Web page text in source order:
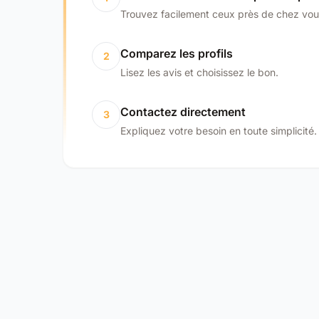
Trouvez facilement ceux près de chez
2 Comparez les profils
Lisez les avis et choisissez le bon.
3 Contactez directement
Expliquez votre besoin en toute simplicité.